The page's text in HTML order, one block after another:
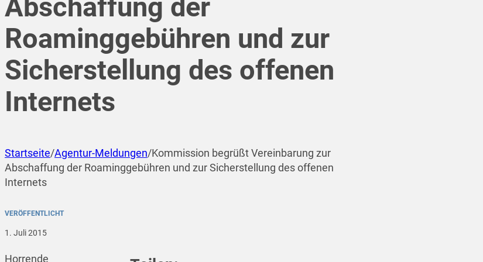
Abschaffung der
Roaminggebühren und zur
Sicherstellung des offenen
Internets
Startseite/Agentur-Meldungen/Kommission begrüßt Vereinbarung zur
Abschaffung der Roaminggebühren und zur Sicherstellung des offenen
Internets
VERÖFFENTLICHT
1. Juli 2015
Horrende